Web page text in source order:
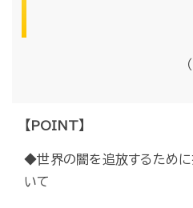
【POINT】
◆世界の闇を追放するために
いて